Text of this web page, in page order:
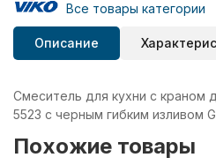
Все товары категории
Описание
Смеситель для кухни с краном
5523 с черным гибким изливом
Похожие товары